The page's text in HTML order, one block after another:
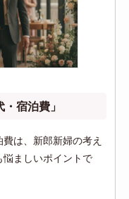
宿泊費」
は、新郎新婦の考え
ましいポイントで